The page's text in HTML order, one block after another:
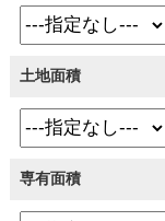
土地面積
専有面積